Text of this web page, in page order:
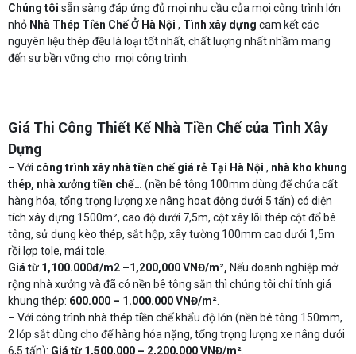
Chúng tôi sẵn sàng đáp ứng đủ mọi nhu cầu của mọi công trình lớn
nhỏ Nhà Thép Tiền Chế Ở Hà Nội , Tình xây dựng cam kết các
nguyên liệu thép đều là loại tốt nhất, chất lượng nhất nhầm mang
đến sự bền vững cho mọi công trình.
Giá Thi Công Thiết Kế Nhà Tiền Chế của Tình Xây
Dựng
– Với công trình xây nhà tiền chế giá rẻ Tại Hà Nội , nhà kho khung
thép, nhà xưởng tiền chế… (nền bê tông 100mm dùng để chứa cất
hàng hóa, tổng trọng lượng xe nâng hoạt động dưới 5 tấn) có diện
tích xây dựng 1500m², cao độ dưới 7,5m, cột xây lõi thép cột đổ bê
tông, sử dụng kèo thép, sắt hộp, xây tường 100mm cao dưới 1,5m
rồi lợp tole, mái tole.
Giá từ 1,100.000đ/m2 –1,200,000 VNĐ/m², Nếu doanh nghiệp mở
rộng nhà xưởng và đã có nền bê tông sẵn thì chúng tôi chỉ tính giá
khung thép: 600.000 – 1.000.000 VNĐ/m²
– Với công trình nhà thép tiền chế khẩu độ lớn (nền bê tông 150mm,
2 lớp sắt dùng cho để hàng hóa nặng, tổng trọng lượng xe nâng dưới
6,5 tấn): Giá từ 1,500,000 – 2,200,000 VNĐ/m²